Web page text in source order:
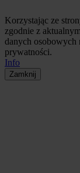
Korzystając ze
zgodnie z
danych osobowych
prywatności.
Info
Zamknij